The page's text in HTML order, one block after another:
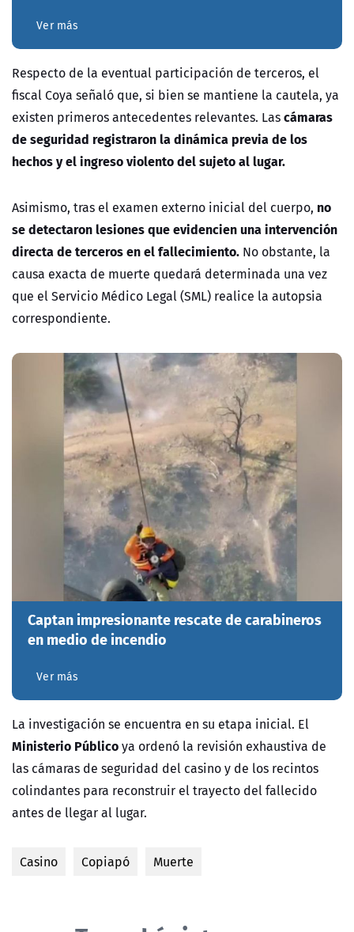
Ver más
Respecto de la eventual participación de terceros, el
fiscal Coya señaló que, si bien se mantiene la cautela, ya
existen primeros antecedentes relevantes. Lascámaras
de seguridad registraron la dinámica previa de los
hechos y el ingreso violento del sujeto al lugar.
Asimismo, tras el examen externo inicial del cuerpo, no
se detectaron lesiones que evidencien una intervención
directa de terceros en el fallecimiento. No obstante, la
causa exacta de muerte quedará determinada una vez
que el Servicio Médico Legal (SML) realice la autopsia
correspondiente.
Captan impresionante rescate de carabineros
en medio de incendio
Ver más
La investigación se encuentra en su etapa inicial. El
Ministerio Públicoya ordenó la revisión exhaustiva de
las cámaras de seguridad del casino y de los recintos
colindantes para reconstruir el trayecto del fallecido
antes de llegar al lugar.
Casino Copiapó Muerte